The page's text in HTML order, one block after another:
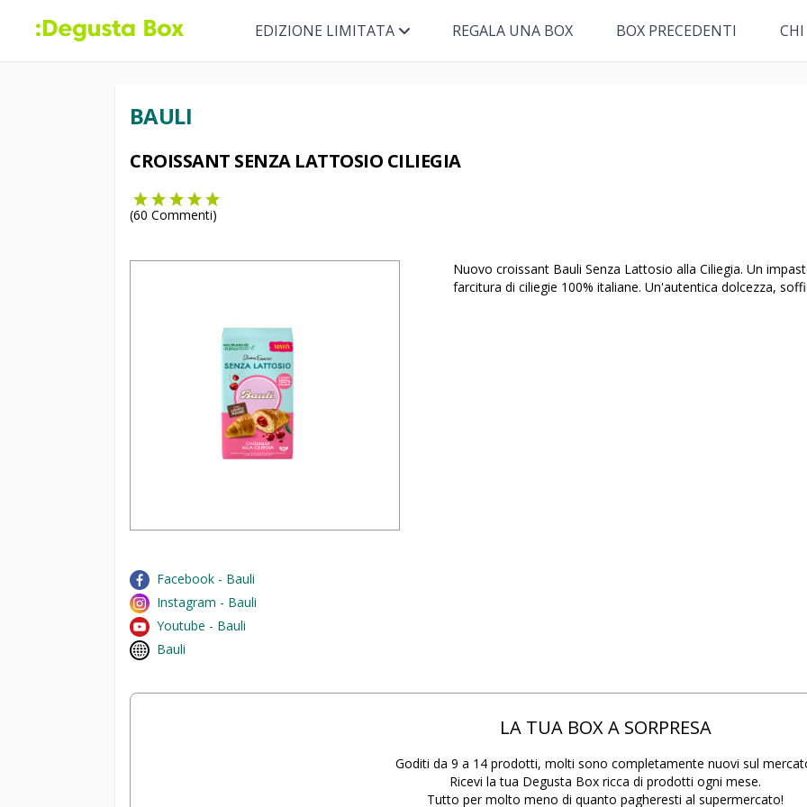
EDIZIONE LIMITATA REGALA UNA BOX BOX PRECEDENTI
BAULI
CROISSANT SENZA LATTOSIO CILIEGIA
(60 Commenti)
Nuovo croissant Bauli Senza Lattosio alla Ciliegia. Un
farcitura di ciliegie 100% italiane. Un'autentica dolcezza,
Facebook - Bauli
Instagram - Bauli
Youtube - Bauli
Bauli
LA TUA BOX A SORPRESA
Goditi da 9 a 14 prodotti, molti sono completamente nuovi sul
Ricevi la tua Degusta Box ricca di prodotti ogni mese.
Tutto per molto meno di quanto pagheresti al supermercato!